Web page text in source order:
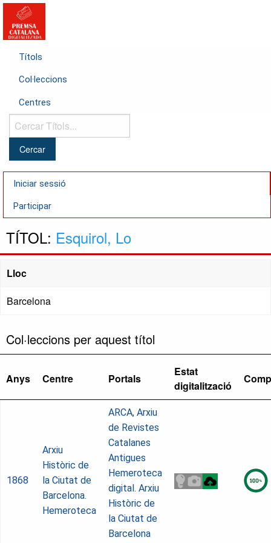
Títols
Col·leccions
Centres
Cercar
Títols...
Iniciar sessió
Participar
TÍTOL: Esquirol, Lo
Lloc
Barcelona
Col·leccions per aquest títol
Anys Centre Portals
Estat
digitalització
1868
Arxiu
Històric de
la Ciutat de
Barcelona.
Hemeroteca
ARCA, Arxiu
de Revistes
Catalanes
Antigues
Hemeroteca
digital. Arxiu
Històric de
la Ciutat de
Barcelona